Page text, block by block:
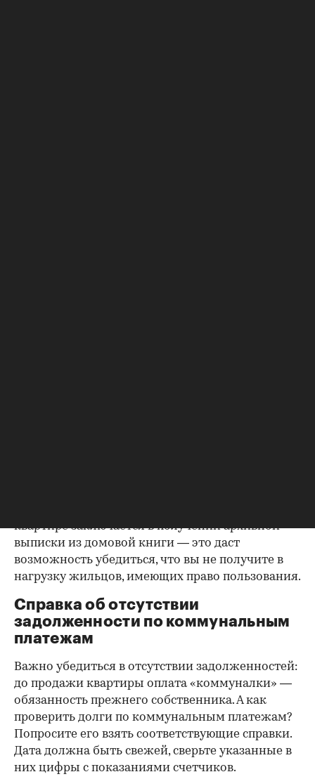
квартире заключается в получении архивной
выписки из домовой книги — это даст
возможность убедиться, что вы не получите в
нагрузку жильцов, имеющих право пользования.
Справка об отсутствии
задолженности по коммунальным
платежам
Важно убедиться в отсутствии задолженностей:
до продажи квартиры оплата «коммуналки» —
обязанность прежнего собственника. А как
проверить долги по коммунальным платежам?
Попросите его взять соответствующие справки.
Дата должна быть свежей, сверьте указанные в
них цифры с показаниями счетчиков.